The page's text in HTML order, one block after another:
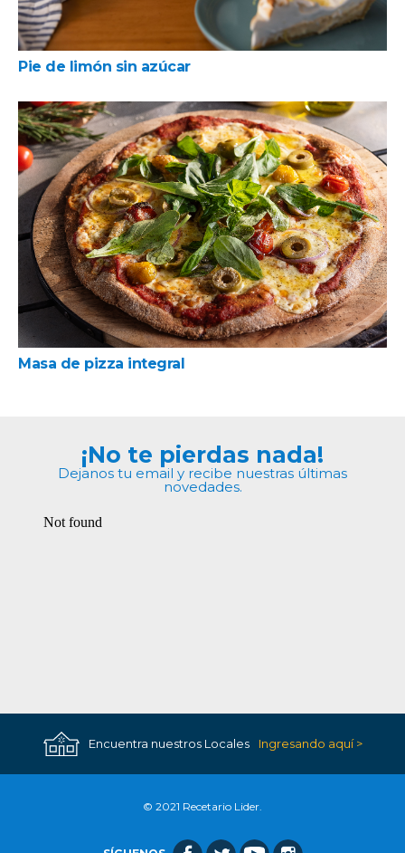
Pie de limón sin azúcar
Masa de pizza integral
¡No te pierdas nada!
Dejanos tu email y recibe nuestras últimas
novedades.
Encuentra nuestros Locales Ingresando aquí >
© 2021 Recetario Lider.